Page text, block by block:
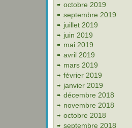
octobre 2019
septembre 2019
juillet 2019
juin 2019
mai 2019
avril 2019
mars 2019
février 2019
janvier 2019
décembre 2018
novembre 2018
octobre 2018
septembre 2018